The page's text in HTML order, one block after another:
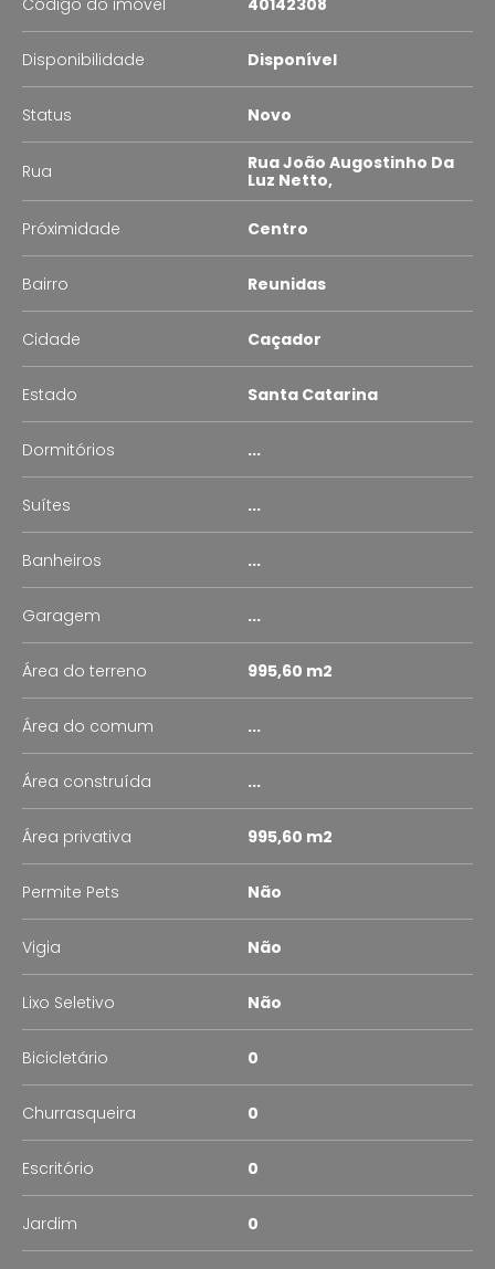
Disponibilidade Disponível
Status Novo
Rua
Rua João Augostinho Da
Luz Netto,
Próximidade Centro
Bairro Reunidas
Cidade Caçador
Estado Santa Catarina
Dormitórios ...
Suítes ...
Banheiros ...
Garagem ...
Área do terreno 995,60 m2
Área do comum ...
Área construída ...
Área privativa 995,60 m2
Permite Pets Não
Vigia Não
Lixo Seletivo Não
Bicicletário 0
Churrasqueira 0
Escritório 0
Jardim 0